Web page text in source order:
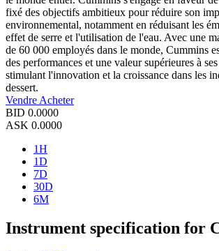
fixé des objectifs ambitieux pour réduire son
environnemental, notamment en réduisant les
effet de serre et l'utilisation de l'eau. Avec une
de 60 000 employés dans le monde, Cummins
des performances et une valeur supérieures à
stimulant l'innovation et la croissance dans les
dessert.
Vendre Acheter
BID 0.0000
ASK 0.0000
1H
1D
7D
30D
6M
Instrument specification for